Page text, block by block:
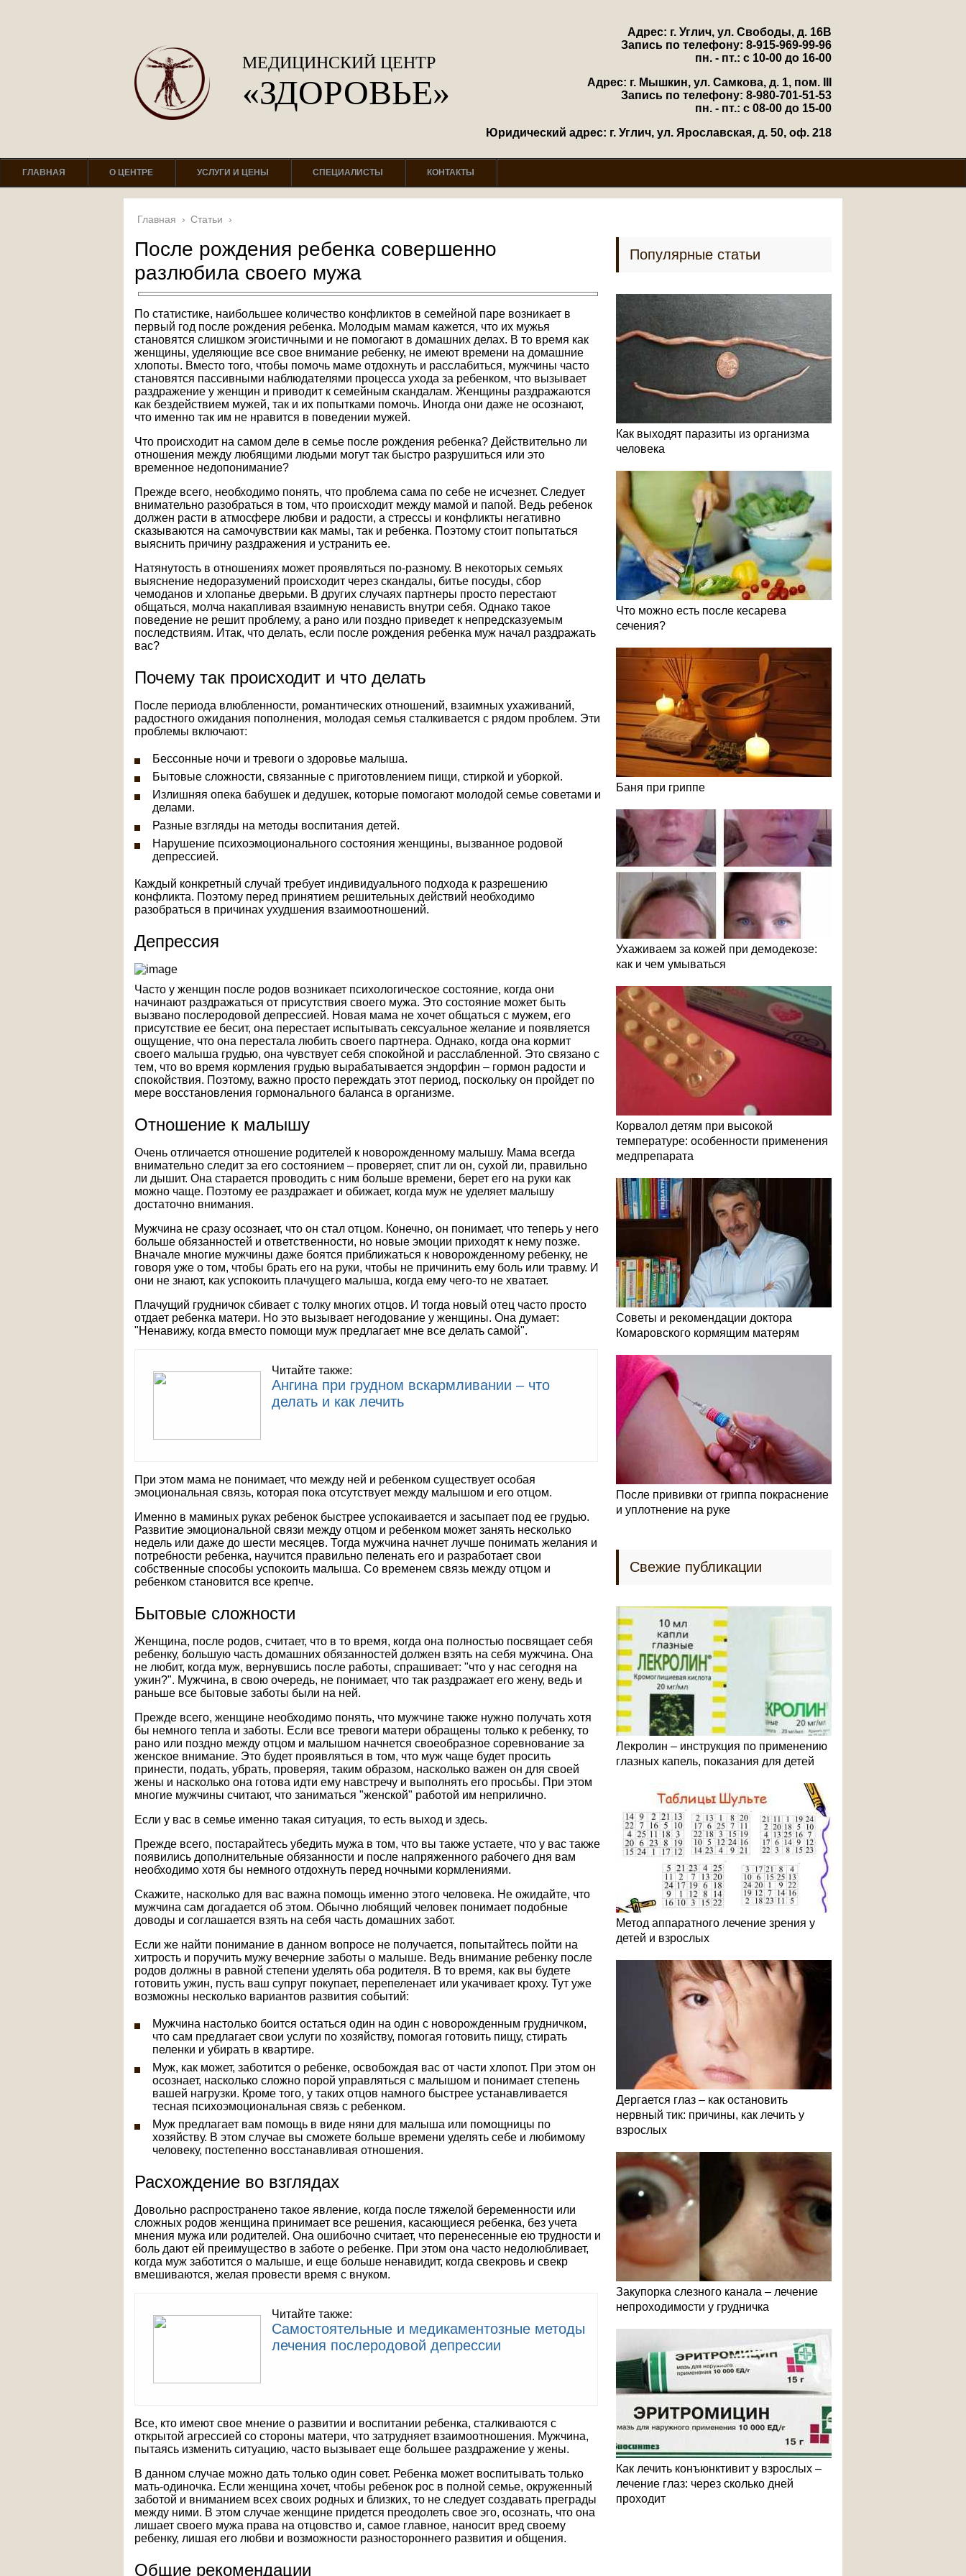
МЕДИЦИНСКИЙ ЦЕНТР
«ЗДОРОВЬЕ»
Адрес: г. Углич, ул. Свободы, д. 16В
Запись по телефону: 8-915-969-99-96
пн. - пт.: с 10-00 до 16-00
Адрес: г. Мышкин, ул. Самкова, д. 1, пом. III
Запись по телефону: 8-980-701-51-53
пн. - пт.: с 08-00 до 15-00
Юридический адрес: г. Углич, ул. Ярославская, д. 50, оф. 218
ГЛАВНАЯ О ЦЕНТРЕ УСЛУГИ И ЦЕНЫ СПЕЦИАЛИСТЫ КОНТАКТЫ
Главная › Статьи ›
После рождения ребенка совершенно
разлюбила своего мужа
По статистике, наибольшее количество конфликтов в семейной паре возникает в
первый год после рождения ребенка. Молодым мамам кажется, что их мужья
становятся слишком эгоистичными и не помогают в домашних делах. В то время как
женщины, уделяющие все свое внимание ребенку, не имеют времени на домашние
хлопоты. Вместо того, чтобы помочь маме отдохнуть и расслабиться, мужчины часто
становятся пассивными наблюдателями процесса ухода за ребенком, что вызывает
раздражение у женщин и приводит к семейным скандалам. Женщины раздражаются
как бездействием мужей, так и их попытками помочь. Иногда они даже не осознают,
что именно так им не нравится в поведении мужей.
Что происходит на самом деле в семье после рождения ребенка? Действительно ли
отношения между любящими людьми могут так быстро разрушиться или это
временное недопонимание?
Прежде всего, необходимо понять, что проблема сама по себе не исчезнет. Следует
внимательно разобраться в том, что происходит между мамой и папой. Ведь ребенок
должен расти в атмосфере любви и радости, а стрессы и конфликты негативно
сказываются на самочувствии как мамы, так и ребенка. Поэтому стоит попытаться
выяснить причину раздражения и устранить ее.
Натянутость в отношениях может проявляться по-разному. В некоторых семьях
выяснение недоразумений происходит через скандалы, битье посуды, сбор
чемоданов и хлопанье дверьми. В других случаях партнеры просто перестают
общаться, молча накапливая взаимную ненависть внутри себя. Однако такое
поведение не решит проблему, а рано или поздно приведет к непредсказуемым
последствиям. Итак, что делать, если после рождения ребенка муж начал раздражать
вас?
Почему так происходит и что делать
После периода влюбленности, романтических отношений, взаимных ухаживаний,
радостного ожидания пополнения, молодая семья сталкивается с рядом проблем. Эти
проблемы включают:
Бессонные ночи и тревоги о здоровье малыша.
Бытовые сложности, связанные с приготовлением пищи, стиркой и уборкой.
Излишняя опека бабушек и дедушек, которые помогают молодой семье советами и
делами.
Разные взгляды на методы воспитания детей.
Нарушение психоэмоционального состояния женщины, вызванное родовой
депрессией.
Каждый конкретный случай требует индивидуального подхода к разрешению
конфликта. Поэтому перед принятием решительных действий необходимо
разобраться в причинах ухудшения взаимоотношений.
Депрессия
Часто у женщин после родов возникает психологическое состояние, когда они
начинают раздражаться от присутствия своего мужа. Это состояние может быть
вызвано послеродовой депрессией. Новая мама не хочет общаться с мужем, его
присутствие ее бесит, она перестает испытывать сексуальное желание и появляется
ощущение, что она перестала любить своего партнера. Однако, когда она кормит
своего малыша грудью, она чувствует себя спокойной и расслабленной. Это связано с
тем, что во время кормления грудью вырабатывается эндорфин – гормон радости и
спокойствия. Поэтому, важно просто переждать этот период, поскольку он пройдет по
мере восстановления гормонального баланса в организме.
Отношение к малышу
Очень отличается отношение родителей к новорожденному малышу. Мама всегда
внимательно следит за его состоянием – проверяет, спит ли он, сухой ли, правильно
ли дышит. Она старается проводить с ним больше времени, берет его на руки как
можно чаще. Поэтому ее раздражает и обижает, когда муж не уделяет малышу
достаточно внимания.
Мужчина не сразу осознает, что он стал отцом. Конечно, он понимает, что теперь у него
больше обязанностей и ответственности, но новые эмоции приходят к нему позже.
Вначале многие мужчины даже боятся приближаться к новорожденному ребенку, не
говоря уже о том, чтобы брать его на руки, чтобы не причинить ему боль или травму. И
они не знают, как успокоить плачущего малыша, когда ему чего-то не хватает.
Плачущий грудничок сбивает с толку многих отцов. И тогда новый отец часто просто
отдает ребенка матери. Но это вызывает негодование у женщины. Она думает:
"Ненавижу, когда вместо помощи муж предлагает мне все делать самой".
Читайте также:
Ангина при грудном вскармливании – что
делать и как лечить
При этом мама не понимает, что между ней и ребенком существует особая
эмоциональная связь, которая пока отсутствует между малышом и его отцом.
Именно в маминых руках ребенок быстрее успокаивается и засыпает под ее грудью.
Развитие эмоциональной связи между отцом и ребенком может занять несколько
недель или даже до шести месяцев. Тогда мужчина начнет лучше понимать желания и
потребности ребенка, научится правильно пеленать его и разработает свои
собственные способы успокоить малыша. Со временем связь между отцом и
ребенком становится все крепче.
Бытовые сложности
Женщина, после родов, считает, что в то время, когда она полностью посвящает себя
ребенку, большую часть домашних обязанностей должен взять на себя мужчина. Она
не любит, когда муж, вернувшись после работы, спрашивает: "что у нас сегодня на
ужин?". Мужчина, в свою очередь, не понимает, что так раздражает его жену, ведь и
раньше все бытовые заботы были на ней.
Прежде всего, женщине необходимо понять, что мужчине также нужно получать хотя
бы немного тепла и заботы. Если все тревоги матери обращены только к ребенку, то
рано или поздно между отцом и малышом начнется своеобразное соревнование за
женское внимание. Это будет проявляться в том, что муж чаще будет просить
принести, подать, убрать, проверяя, таким образом, насколько важен он для своей
жены и насколько она готова идти ему навстречу и выполнять его просьбы. При этом
многие мужчины считают, что заниматься "женской" работой им неприлично.
Если у вас в семье именно такая ситуация, то есть выход и здесь.
Прежде всего, постарайтесь убедить мужа в том, что вы также устаете, что у вас также
появились дополнительные обязанности и после напряженного рабочего дня вам
необходимо хотя бы немного отдохнуть перед ночными кормлениями.
Скажите, насколько для вас важна помощь именно этого человека. Не ожидайте, что
мужчина сам догадается об этом. Обычно любящий человек понимает подобные
доводы и соглашается взять на себя часть домашних забот.
Если же найти понимание в данном вопросе не получается, попытайтесь пойти на
хитрость и поручить мужу вечерние заботы о малыше. Ведь внимание ребенку после
родов должны в равной степени уделять оба родителя. В то время, как вы будете
готовить ужин, пусть ваш супруг покупает, перепеленает или укачивает кроху. Тут уже
возможны несколько вариантов развития событий:
Мужчина настолько боится остаться один на один с новорожденным грудничком,
что сам предлагает свои услуги по хозяйству, помогая готовить пищу, стирать
пеленки и убирать в квартире.
Муж, как может, заботится о ребенке, освобождая вас от части хлопот. При этом он
осознает, насколько сложно порой управляться с малышом и понимает степень
вашей нагрузки. Кроме того, у таких отцов намного быстрее устанавливается
тесная психоэмоциональная связь с ребенком.
Муж предлагает вам помощь в виде няни для малыша или помощницы по
хозяйству. В этом случае вы сможете больше времени уделять себе и любимому
человеку, постепенно восстанавливая отношения.
Расхождение во взглядах
Довольно распространено такое явление, когда после тяжелой беременности или
сложных родов женщина принимает все решения, касающиеся ребенка, без учета
мнения мужа или родителей. Она ошибочно считает, что перенесенные ею трудности и
боль дают ей преимущество в заботе о ребенке. При этом она часто недолюбливает,
когда муж заботится о малыше, и еще больше ненавидит, когда свекровь и свекр
вмешиваются, желая провести время с внуком.
Читайте также:
Самостоятельные и медикаментозные методы
лечения послеродовой депрессии
Все, кто имеют свое мнение о развитии и воспитании ребенка, сталкиваются с
открытой агрессией со стороны матери, что затрудняет взаимоотношения. Мужчина,
пытаясь изменить ситуацию, часто вызывает еще большее раздражение у жены.
В данном случае можно дать только один совет. Ребенка может воспитывать только
мать-одиночка. Если женщина хочет, чтобы ребенок рос в полной семье, окруженный
заботой и вниманием всех своих родных и близких, то не следует создавать преграды
между ними. В этом случае женщине придется преодолеть свое эго, осознать, что она
лишает своего мужа права на отцовство и, самое главное, наносит вред своему
ребенку, лишая его любви и возможности разностороннего развития и общения.
Общие рекомендации
Популярные статьи
Как выходят паразиты из организма
человека
Что можно есть после кесарева
сечения?
Баня при гриппе
Ухаживаем за кожей при демодекозе:
как и чем умываться
Корвалол детям при высокой
температуре: особенности применения
медпрепарата
Советы и рекомендации доктора
Комаровского кормящим матерям
После прививки от гриппа покраснение
и уплотнение на руке
Свежие публикации
Лекролин – инструкция по применению
глазных капель, показания для детей
Метод аппаратного лечение зрения у
детей и взрослых
Дергается глаз – как остановить
нервный тик: причины, как лечить у
взрослых
Закупорка слезного канала – лечение
непроходимости у грудничка
Как лечить конъюнктивит у взрослых –
лечение глаз: через сколько дней
проходит